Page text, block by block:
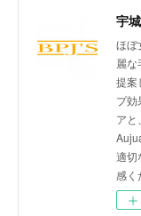
宇
ほぼ
麗な
提案
プ効
アと
適切
感く